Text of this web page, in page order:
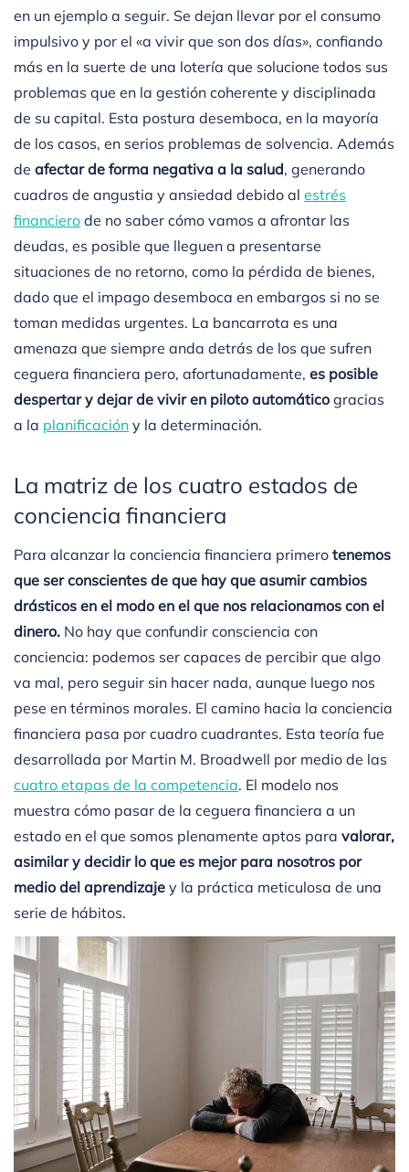
en un ejemplo a seguir. Se dejan llevar por el consumo
impulsivo y por el «a vivir que son dos días», confiando
más en la suerte de una lotería que solucione todos sus
problemas que en la gestión coherente y disciplinada
de su capital. Esta postura desemboca, en la mayoría
de los casos, en serios problemas de solvencia. Además
de afectar de forma negativa a la salud, generando
cuadros de angustia y ansiedad debido al estrés
financiero de no saber cómo vamos a afrontar las
deudas, es posible que lleguen a presentarse
situaciones de no retorno, como la pérdida de bienes,
dado que el impago desemboca en embargos si no se
toman medidas urgentes. La bancarrota es una
amenaza que siempre anda detrás de los que sufren
ceguera financiera pero, afortunadamente, es posible
despertar y dejar de vivir en piloto automático gracias
a la planificación y la determinación.
La matriz de los cuatro estados de
conciencia financiera
Para alcanzar la conciencia financiera primero tenemos
que ser conscientes de que hay que asumir cambios
drásticos en el modo en el que nos relacionamos con el
dinero. No hay que confundir consciencia con
conciencia: podemos ser capaces de percibir que algo
va mal, pero seguir sin hacer nada, aunque luego nos
pese en términos morales. El camino hacia la conciencia
financiera pasa por cuadro cuadrantes. Esta teoría fue
desarrollada por Martin M. Broadwell por medio de las
cuatro etapas de la competencia. El modelo nos
muestra cómo pasar de la ceguera financiera a un
estado en el que somos plenamente aptos para valorar,
asimilar y decidir lo que es mejor para nosotros por
medio del aprendizaje y la práctica meticulosa de una
serie de hábitos.